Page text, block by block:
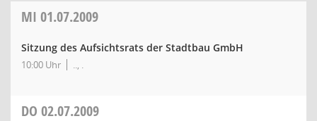
MI 01.07.2009
Sitzung des Aufsichtsrats der Stadtbau GmbH
10:00 Uhr .., .
DO 02.07.2009